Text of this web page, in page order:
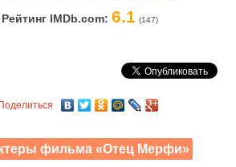
Рейтинг IMDb.com: 6.1 (147)
Поделиться
фильма «Отец Мерфи»